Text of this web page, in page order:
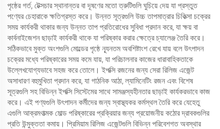
পৃষ্ঠের গর্ত, টেক্সচার স্থানান্তর বা দূষণের মতো ত্রুটিগুলি ঘুচিয়ে দেয় যা প্রস্তুত
পণ্যের চেহারাকে ক্ষতিগ্রস্ত করে। উন্নত সূত্রগুলি উচ্চ তাপমাত্রার চিকিত্সা চক্রের
সময় কার্যকরী থাকার জন্য উন্নত তাপ প্রতিরোধের সুবিধা প্রদান করে, যা ক্ষয় বা
কার্বনাইজেশন ছাড়াই কার্যকরী থাকে যা পরিষ্কার করার ক্ষেত্রে চ্যালেঞ্জ তৈরি করে।
সঠিকভাবে মুক্ত অংশগুলি মোল্ডের পৃষ্ঠে ন্যূনতম অবশিষ্টাংশ রেখে যায় বলে উৎপাদন
চক্রের মধ্যে পরিষ্কারের সময় কমে যায়, যা পরিচালনার কাজের ধারাবাহিকতাকে
উল্লেখযোগ্যভাবে সহজ করে তোলে। ইপক্সি রজনের জন্য সেরা রিলিজ এজেন্ট
অসাধারণ বহুমুখিতা প্রদান করে, যা গাঠনিক আঠা, ল্যামিনেটিং রজন এবং বিশেষ
সূত্রগুলি সহ বিভিন্ন ইপক্সি সিস্টেমের সাথে সামঞ্জস্যহীনতার ছাড়াই কার্যকরভাবে কাজ
করে। এই পণ্যগুলি উৎপাদন কর্মীদের জন্য স্বাস্থ্যকর কর্মস্থল তৈরি করে যেহেতু
এগুলি আক্রমণাত্মক মোল্ড পরিষ্কারের প্রক্রিয়ার জন্য প্রয়োজনীয় কঠোর দ্রাবকগুলির
প্রতি উন্মুক্ততা কমায়। প্রিমিয়াম রিলিজ এজেন্টগুলি বিভিন্ন পরিবেশগত অবস্থার